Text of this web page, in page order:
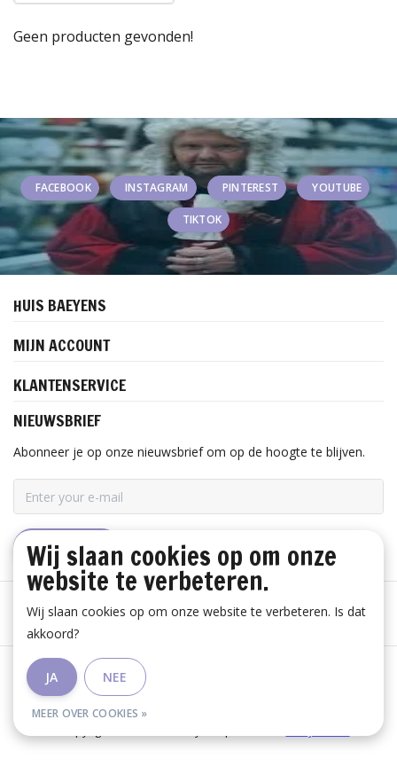
Geen producten gevonden!
FACEBOOK INSTAGRAM PINTEREST YOUTUBE
TIKTOK
HUIS BAEYENS
MIJN ACCOUNT
KLANTENSERVICE
NIEUWSBRIEF
Abonneer je op onze nieuwsbrief om op de hoogte te blijven.
ABONNEER
Algemene voorwaarden
Wij slaan cookies op om onze
website te verbeteren.
Wij slaan cookies op om onze website te verbeteren. Is dat
akkoord?
JA NEE
MEER OVER COOKIES »